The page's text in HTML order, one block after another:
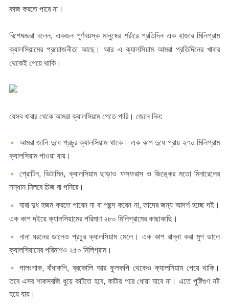
কাজ করতে পারে না।
বিশেষজ্ঞরা বলেন, একজন পূর্ণবয়স্ক মানুষের শরীরে প্রতিদিন এক হাজার মিলিগ্রাম
ক্যালসিয়ামের প্রয়োজনীতা আছে। আর এ ক্যালসিয়াম আমরা প্রতিদিনের খাবার
থেকেই পেয়ে থাকি।
যেসব খাবার থেকে আমরা ক্যালসিয়াম পেতে পারি। জেনে নিন:
আমরা জানি দুধে প্রচুর ক্যালসিয়াম থাকে। এক কাপ দুধে প্রায় ২৭০ মিলিগ্রাম
ক্যালসিয়াম পাওয়া যায়।
প্রোটিন, ভিটামিন, ক্যালসিয়াম ছাড়াও ফসফরাস ও জিঙ্কের মতো মিনারেলের
সন্ধান মিলবে চিজ বা পনিরে।
যারা দুধ হজম করতে পারেন না বা পছন্দ করেন না, তাদের জন্য আদর্শ হচ্ছে দই।
এক কাপ দইয়ে ক্যালসিয়ামের পরিমাণ ২৮০ মিলিগ্রামের কাছাকাছি।
নানা ধরনের ডালেও প্রচুর ক্যালসিয়াম মেলে। এক কাপ রান্না করা মুগ ডালে
ক্যালসিয়ামের পরিমাণও ২৫০ মিলিগ্রাম।
পালংশাক, বাঁধাকপি, ব্রকোলি আর ফুলকপি থেকেও ক্যালসিয়াম পেয়ে থাকি।
তবে এসব শাকসবজি ধুয়ে কাটতে হবে, কাটার পরে ধোয়া যাবে না। এতে পুষ্টিগুণ নষ্ট
হয়ে যায়।